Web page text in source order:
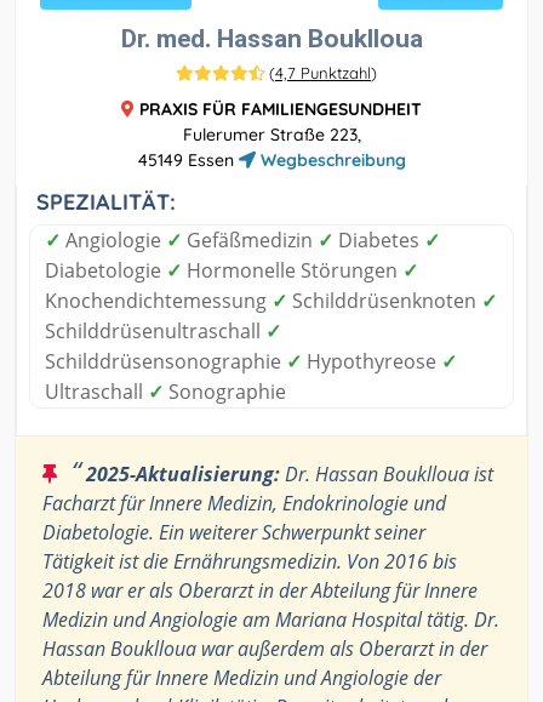
Dr. med. Hassan Bouklloua
(4,7 Punktzahl)
PRAXIS FÜR FAMILIENGESUNDHEIT
Fulerumer Straße 223,
45149 Essen
Wegbeschreibung
SPEZIALITÄT:
✓ Angiologie ✓ Gefäßmedizin ✓ Diabetes ✓
Diabetologie ✓ Hormonelle Störungen ✓
Knochendichtemessung ✓ Schilddrüsenknoten ✓
Schilddrüsenultraschall ✓
Schilddrüsensonographie ✓ Hypothyreose ✓
Ultraschall ✓ Sonographie
“2025-Aktualisierung:Dr. Hassan Bouklloua ist
Facharzt für Innere Medizin, Endokrinologie und
Diabetologie. Ein weiterer Schwerpunkt seiner
Tätigkeit ist die Ernährungsmedizin. Von 2016 bis
2018 war er als Oberarzt in der Abteilung für Innere
Medizin und Angiologie am Mariana Hospital tätig. Dr.
Hassan Bouklloua war außerdem als Oberarzt in der
Abteilung für Innere Medizin und Angiologie der